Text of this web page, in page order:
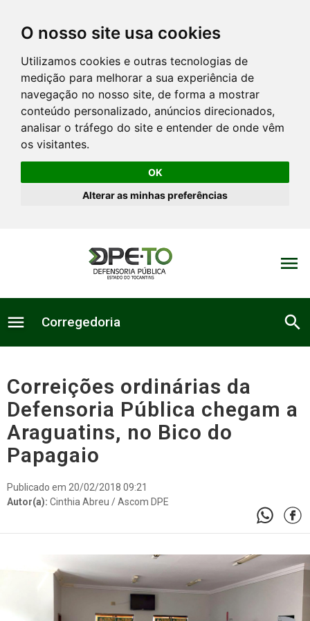
O nosso site usa cookies
Utilizamos cookies e outras tecnologias de
medição para melhorar a sua experiência de
navegação no nosso site, de forma a mostrar
conteúdo personalizado, anúncios direcionados,
analisar o tráfego do site e entender de onde vêm
os visitantes.
OK
Alterar as minhas preferências
menu
menu Corregedoria search
Estatística
Relatório Anual
Defensores Públicos
Núcleos Regionais
Normas
Estágio Probatório
Documentos
A Corregedoria
Correições ordinárias da
Defensoria Pública chegam a
Araguatins, no Bico do
Papagaio
Publicado em 20/02/2018 09:21
Autor(a): Cinthia Abreu / Ascom DPE